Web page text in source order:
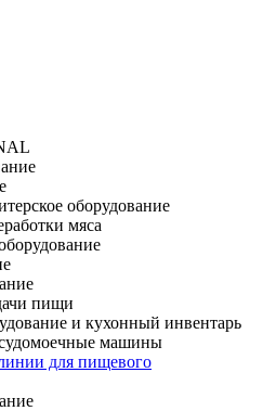
оборудование
мяса
пищи
и кухонный инвентарь
машины
для пищевого